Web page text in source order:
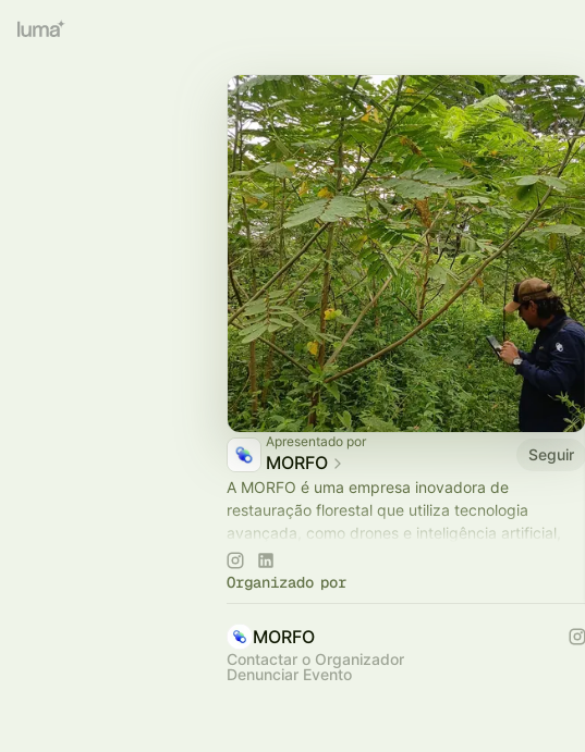
Apresentado por
MORFO
Seguir
A MORFO é uma empresa inovadora de
restauração florestal que utiliza tecnologia
avançada, como drones e inteligência artificial,
para transformar áreas degradadas em
ecossistemas resilientes.
Organizado por
MORFO
Contactar o Organizador
Denunciar Evento